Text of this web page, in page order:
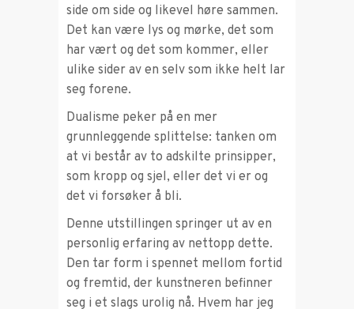
side om side og likevel høre sammen.
Det kan være lys og mørke, det som
har vært og det som kommer, eller
ulike sider av en selv som ikke helt lar
seg forene.
Dualisme peker på en mer
grunnleggende splittelse: tanken om
at vi består av to adskilte prinsipper,
som kropp og sjel, eller det vi er og
det vi forsøker å bli.
Denne utstillingen springer ut av en
personlig erfaring av nettopp dette.
Den tar form i spennet mellom fortid
og fremtid, der kunstneren befinner
seg i et slags urolig nå. Hvem har jeg